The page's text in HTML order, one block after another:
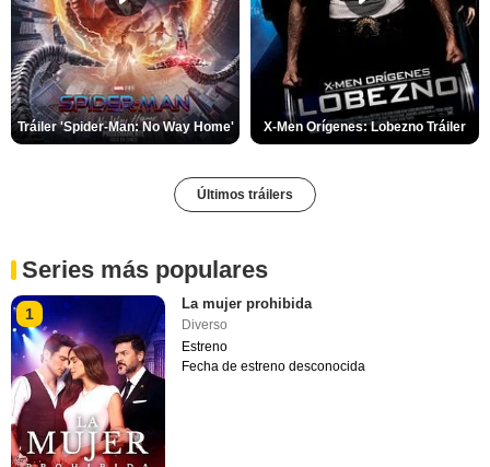
Tráiler 'Spider-Man: No Way Home' X-Men Orígenes: Lobezno Tráiler
Últimos tráilers
Series más populares
1
La mujer prohibida
Diverso
Estreno
Fecha de estreno desconocida